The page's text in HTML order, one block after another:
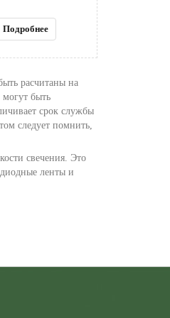
Подробнее
расчитаны на
быть
срок службы
следует помнить,
свечения. Это
ленты и